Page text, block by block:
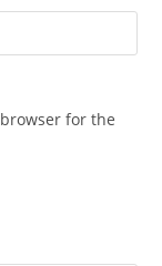
for the